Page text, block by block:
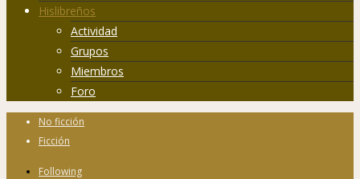
Hislibreños
Actividad
Grupos
Miembros
Foro
No ficción
Ficción
Following